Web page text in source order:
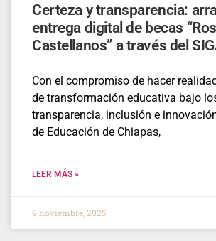
Certeza y transparencia:
entrega digital de becas
Castellanos” a través del
Con el compromiso de hacer
de transformación educativa bajo
transparencia, inclusión e
de Educación de Chiapas,
LEER MÁS »
9 noviembre, 2025